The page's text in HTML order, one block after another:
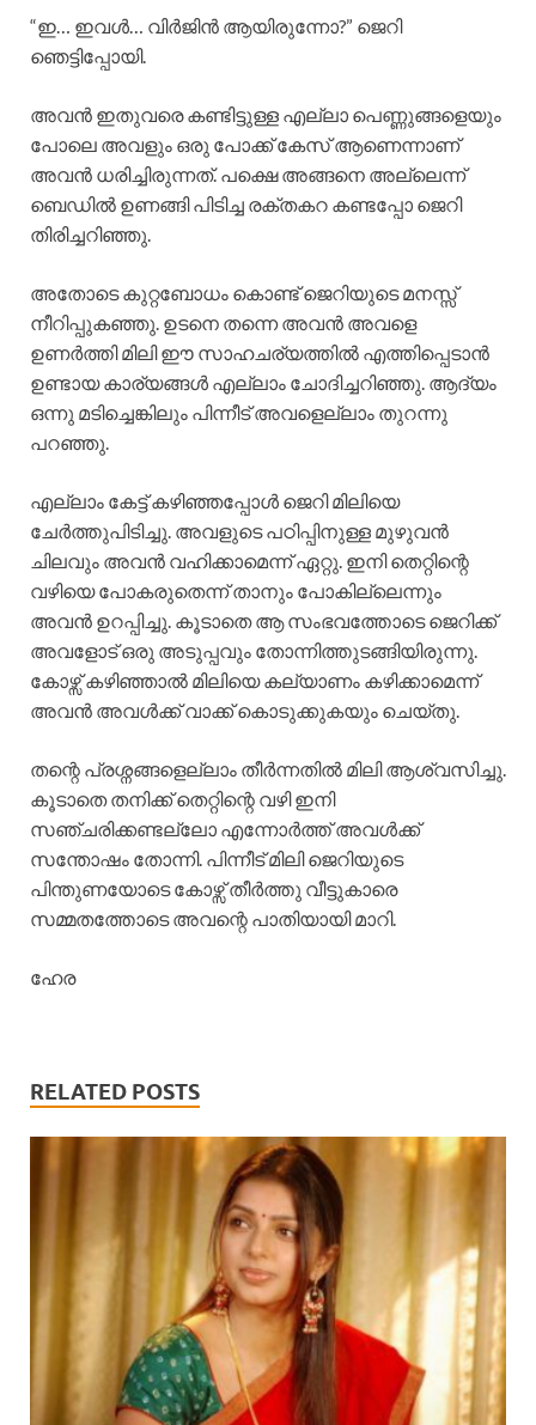
“ഇ… ഇവൾ… വിർജിൻ ആയിരുന്നോ?” ജെറി
ഞെട്ടിപ്പോയി.
അവൻ ഇതുവരെ കണ്ടിട്ടുള്ള എല്ലാ പെണ്ണുങ്ങളെയും
പോലെ അവളും ഒരു പോക്ക് കേസ് ആണെന്നാണ്
അവൻ ധരിച്ചിരുന്നത്. പക്ഷെ അങ്ങനെ അല്ലെന്ന്
ബെഡിൽ ഉണങ്ങി പിടിച്ച രക്തകറ കണ്ടപ്പോ ജെറി
തിരിച്ചറിഞ്ഞു.
അതോടെ കുറ്റബോധം കൊണ്ട് ജെറിയുടെ മനസ്സ്
നീറിപ്പുകഞ്ഞു. ഉടനെ തന്നെ അവൻ അവളെ
ഉണർത്തി മിലി ഈ സാഹചര്യത്തിൽ എത്തിപ്പെടാൻ
ഉണ്ടായ കാര്യങ്ങൾ എല്ലാം ചോദിച്ചറിഞ്ഞു. ആദ്യം
ഒന്നു മടിച്ചെങ്കിലും പിന്നീട് അവളെല്ലാം തുറന്നു
പറഞ്ഞു.
എല്ലാം കേട്ട് കഴിഞ്ഞപ്പോൾ ജെറി മിലിയെ
ചേർത്തുപിടിച്ചു. അവളുടെ പഠിപ്പിനുള്ള മുഴുവൻ
ചിലവും അവൻ വഹിക്കാമെന്ന് ഏറ്റു. ഇനി തെറ്റിന്റെ
വഴിയെ പോകരുതെന്ന് താനും പോകില്ലെന്നും
അവൻ ഉറപ്പിച്ചു. കൂടാതെ ആ സംഭവത്തോടെ ജെറിക്ക്
അവളോട് ഒരു അടുപ്പവും തോന്നിത്തുടങ്ങിയിരുന്നു.
കോഴ്സ് കഴിഞ്ഞാൽ മിലിയെ കല്യാണം കഴിക്കാമെന്ന്
അവൻ അവൾക്ക് വാക്ക് കൊടുക്കുകയും ചെയ്തു.
തന്റെ പ്രശ്നങ്ങളെല്ലാം തീർന്നതിൽ മിലി ആശ്വസിച്ചു.
കൂടാതെ തനിക്ക് തെറ്റിന്റെ വഴി ഇനി
സഞ്ചരിക്കണ്ടല്ലോ എന്നോർത്ത് അവൾക്ക്
സന്തോഷം തോന്നി. പിന്നീട് മിലി ജെറിയുടെ
പിന്തുണയോടെ കോഴ്സ് തീർത്തു വീട്ടുകാരെ
സമ്മതത്തോടെ അവന്റെ പാതിയായി മാറി.
ഹേര
RELATED POSTS